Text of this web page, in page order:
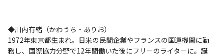
◆川内有緒（かわうち・ありお）
1972年東京都生まれ。日米の民間企業やフランスの国連機関に勤
務し、国際協力分野で12年間働いた後にフリーのライターに。誕